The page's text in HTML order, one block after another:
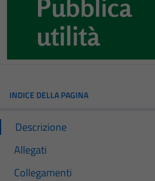
INDICE DELLA PAGINA
Descrizione
Allegati
Collegamenti